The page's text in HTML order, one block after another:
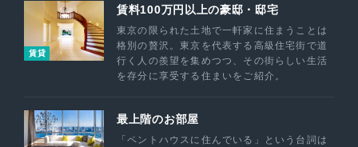
賃貸
賃料100万円以上の豪邸・邸宅
東京の限られた土地で一軒家に住まうことは
格別の贅沢。東京を代表する高級住宅街で道
行く人の羨望を集めつつ、その街らしい生活
を存分に享受する住まいをご紹介。
最上階のお部屋
「ペントハウスに住んでいる」という台詞は